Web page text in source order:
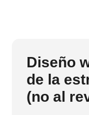
Diseño
de la
(no al